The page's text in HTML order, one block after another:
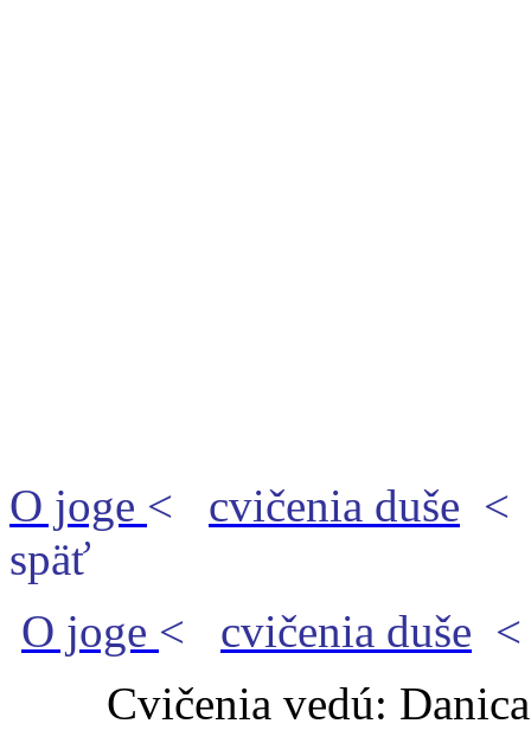
O joge < cvičenia duše
späť
O joge < cvičenia duše
Cvičenia vedú: